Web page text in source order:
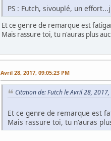
PS : Futch, sivouplé, un
Et ce genre de remarque est
Mais rassure toi, tu n'auras plus
Avril 28, 2017, 09:05:23 PM
Citation de: Futch le Avril 28,
Et ce genre de remarque est
Mais rassure toi, tu n'auras